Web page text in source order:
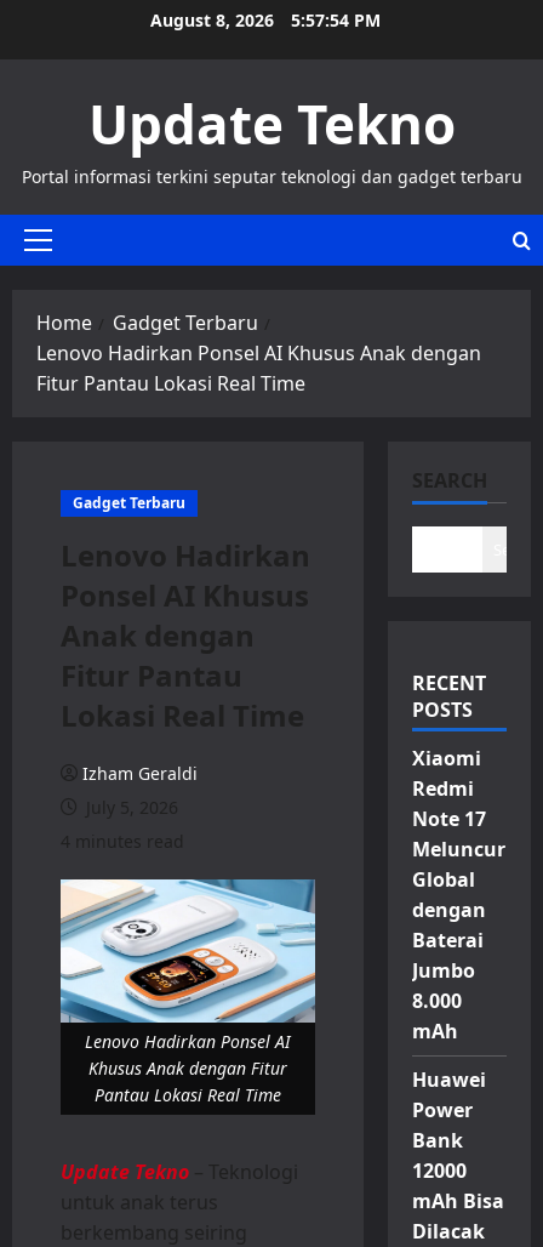
August 8, 2026 5:57:55 PM
Update Tekno
Portal informasi terkini seputar teknologi dan gadget terbaru
Primary
Home
Gadget Terbaru
Lenovo Hadirkan Ponsel AI Khusus Anak dengan
Fitur Pantau Lokasi Real Time
Gadget Terbaru
Lenovo Hadirkan
Ponsel AI Khusus
Anak dengan
Fitur Pantau
Lokasi Real Time
Izham Geraldi
July 5, 2026
4 minutes read
Lenovo Hadirkan Ponsel AI
Khusus Anak dengan Fitur
Pantau Lokasi Real Time
Update Tekno – Teknologi
untuk anak terus
berkembang seiring
SEARCH
RECENT
POSTS
Xiaomi
Redmi
Note 17
Meluncur
Global
dengan
Baterai
Jumbo
8.000
mAh
Huawei
Power
Bank
12000
mAh Bisa
Dilacak